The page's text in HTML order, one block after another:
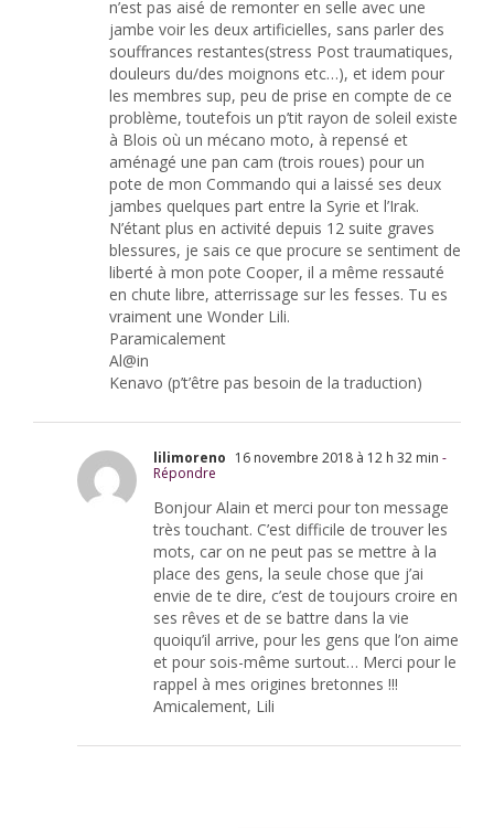
n’est pas aisé de remonter en selle avec une
jambe voir les deux artificielles, sans parler des
souffrances restantes(stress Post traumatiques,
douleurs du/des moignons etc…), et idem pour
les membres sup, peu de prise en compte de ce
problème, toutefois un p’tit rayon de soleil existe
à Blois où un mécano moto, à repensé et
aménagé une pan cam (trois roues) pour un
pote de mon Commando qui a laissé ses deux
jambes quelques part entre la Syrie et l’Irak.
N’étant plus en activité depuis 12 suite graves
blessures, je sais ce que procure se sentiment de
liberté à mon pote Cooper, il a même ressauté
en chute libre, atterrissage sur les fesses. Tu es
vraiment une Wonder Lili.
Paramicalement
Al@in
Kenavo (p’t’être pas besoin de la traduction)
lilimoreno 16 novembre 2018 à 12 h 32 min -
Répondre
Bonjour Alain et merci pour ton message
très touchant. C’est difficile de trouver les
mots, car on ne peut pas se mettre à la
place des gens, la seule chose que j’ai
envie de te dire, c’est de toujours croire en
ses rêves et de se battre dans la vie
quoiqu’il arrive, pour les gens que l’on aime
et pour sois-même surtout… Merci pour le
rappel à mes origines bretonnes !!!
Amicalement, Lili